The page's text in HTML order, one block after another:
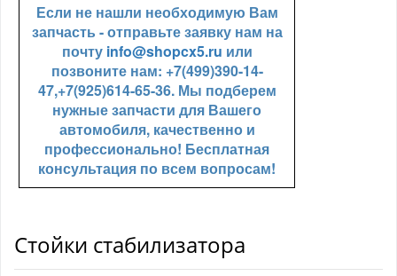
Если не нашли необходимую Вам
запчасть - отправьте заявку нам на
почту info@shopcx5.ru или
позвоните нам: +7(499)390-14-
47,+7(925)614-65-36. Мы подберем
нужные запчасти для Вашего
автомобиля, качественно и
профессионально! Бесплатная
консультация по всем вопросам!
Стойки стабилизатора